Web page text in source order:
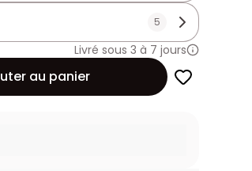
5
Livré sous 3 à 7 jours
au panier